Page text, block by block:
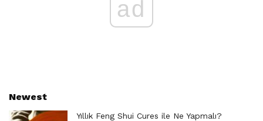
ad
Newest
Yıllık Feng Shui Cures ile Ne Yapmalı?